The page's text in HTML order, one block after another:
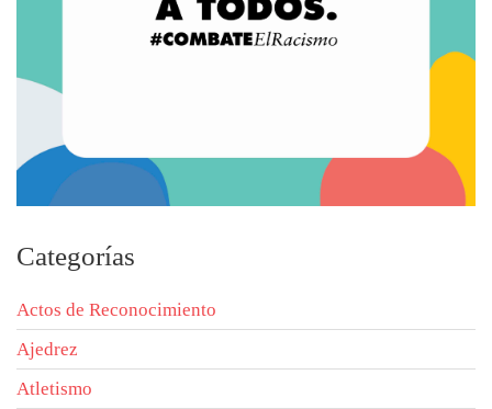
Categorías
Actos de Reconocimiento
Ajedrez
Atletismo